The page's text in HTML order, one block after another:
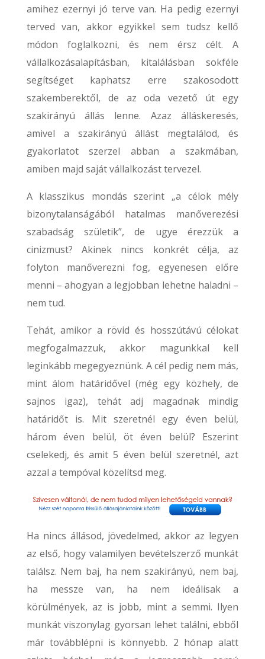
amihez ezernyi jó terve van. Ha pedig ezernyi
terved van, akkor egyikkel sem tudsz kellő
módon foglalkozni, és nem érsz célt. A
vállalkozásalapításban, kitalálásban sokféle
segítséget kaphatsz erre szakosodott
szakemberektől, de az oda vezető út egy
szakirányú állás lenne. Azaz álláskeresés,
amivel a szakirányú állást megtalálod, és
gyakorlatot szerzel abban a szakmában,
amiben majd saját vállalkozást tervezel.
A klasszikus mondás szerint „a célok mély
bizonytalanságából hatalmas manőverezési
szabadság születik”, de ugye érezzük a
cinizmust? Akinek nincs konkrét célja, az
folyton manőverezni fog, egyenesen előre
menni – ahogyan a legjobban lehetne haladni –
nem tud.
Tehát, amikor a rövid és hosszútávú célokat
megfogalmazzuk, akkor magunkkal kell
leginkább megegyeznünk. A cél pedig nem más,
mint álom határidővel (még egy közhely, de
sajnos igaz), tehát adj magadnak mindig
határidőt is. Mit szeretnél egy éven belül,
három éven belül, öt éven belül? Eszerint
cselekedj, és amit 5 éven belül szeretnél, azt
azzal a tempóval közelítsd meg.
Ha nincs állásod, jövedelmed, akkor az legyen
az első, hogy valamilyen bevételszerző munkát
találsz. Nem baj, ha nem szakirányú, nem baj,
ha messze van, ha nem ideálisak a
körülmények, az is jobb, mint a semmi. Ilyen
munkát viszonylag gyorsan lehet találni, ebből
már továbblépni is könnyebb. 2 hónap alatt